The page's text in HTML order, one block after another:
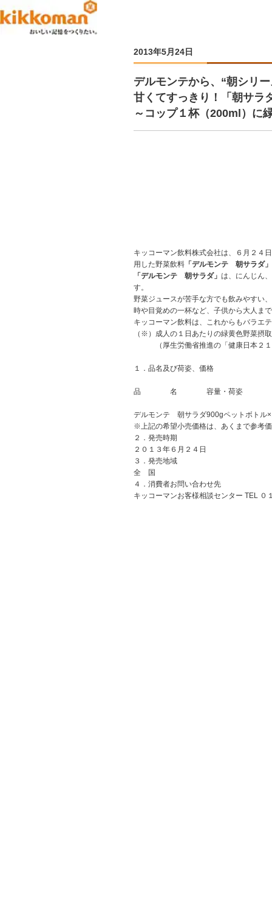
2013年5月24日
デルモンテから、“朝シリ
甘くてすっきり！「朝サラ
～コップ１杯（200ml）に
キッコーマン飲料株式会社は、６月２４
用した野菜飲料 「デルモンテ 朝サラダ」
「デルモンテ 朝サラダ」 は、にんじん
す。
野菜ジュースが苦手な方でも飲みやすい
時や目覚めの一杯など、子供から大人ま
キッコーマン飲料は、これからもバラエ
（※） 成人の１日あたりの緑黄色野菜摂
（厚生労働省推進の「健康日本２
１．品名及び荷姿、価格
品 名 容量・荷姿
デルモンテ 朝サラダ900gペットボトル
※上記の希望小売価格は、あくまで参考
２．発売時期
２０１３年６月２４日
３．発売地域
全 国
４．消費者お問い合わせ先
キッコーマンお客様相談センター TEL ０